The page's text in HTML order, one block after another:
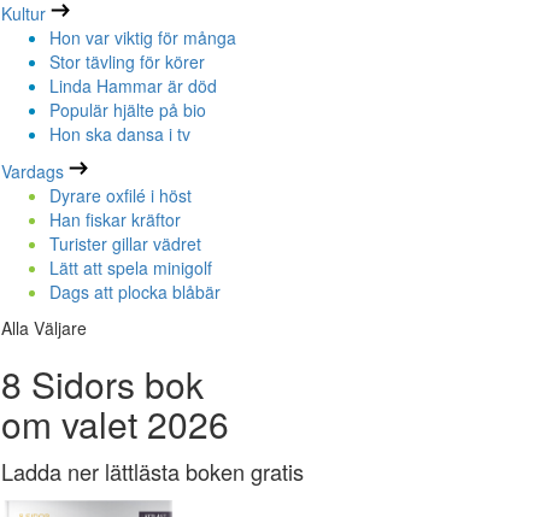
Kultur
Hon var viktig för många
Stor tävling för körer
Linda Hammar är död
Populär hjälte på bio
Hon ska dansa i tv
Vardags
Dyrare oxfilé i höst
Han fiskar kräftor
Turister gillar vädret
Lätt att spela minigolf
Dags att plocka blåbär
Alla Väljare
8 Sidors bok
om valet 2026
Ladda ner lättlästa boken gratis